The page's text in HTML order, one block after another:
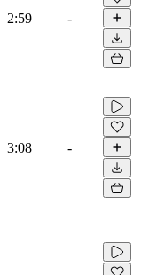
2:59 -
3:08 -